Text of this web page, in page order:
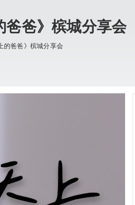
爸爸》槟城分享会
的爸爸》槟城分享会